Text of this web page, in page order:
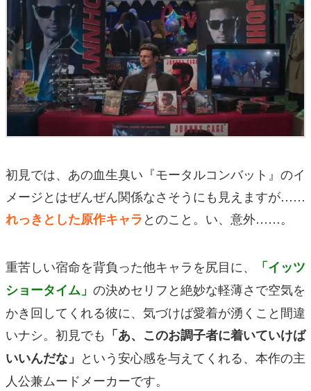
初見では、あの血生臭い『モータルコンバット』のイ
メージとはぜんぜん関係なさそうにも見えますが……
れっきとした原作キャラとのこと。い、意外……。
重苦しい宿命を背負った他キャラを尻目に、
「イッツ
ショータイム」 の決めセリフと絶妙な軽薄さで空気を
かき回してくれる彼に、気づけば愛着が湧くこと間違
いナシ。初見でも 「あ、このお調子者に着いていけば
いいんだな」 という安心感を与えてくれる、本作の主
人公兼ムードメーカーです。